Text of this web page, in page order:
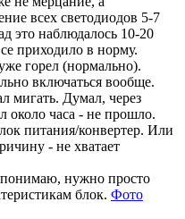
всех светодиодов 5-7
это наблюдалось 10-20
приходило в норму.
горел (нормально).
включаться вообще.
мигать. Думал, через
около часа - не прошло.
питания/конвертер. Или
- не хватает
понимаю, нужно просто
блок. Фото